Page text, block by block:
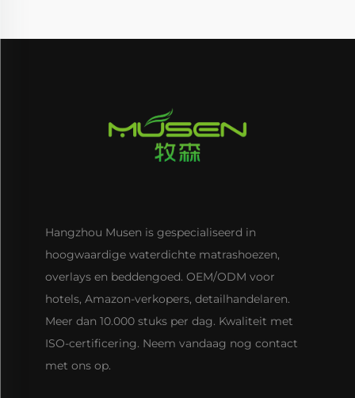
Hangzhou Musen is gespecialiseerd in
hoogwaardige waterdichte matrashoezen,
overlays en beddengoed. OEM/ODM voor
hotels, Amazon-verkopers, detailhandelaren.
Meer dan 10.000 stuks per dag. Kwaliteit met
ISO-certificering. Neem vandaag nog contact
met ons op.